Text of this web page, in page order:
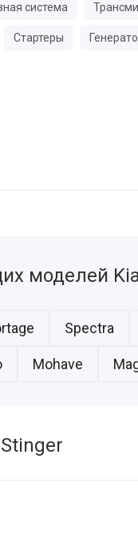
система
Стартеры
моделей
Spectra
Mohave